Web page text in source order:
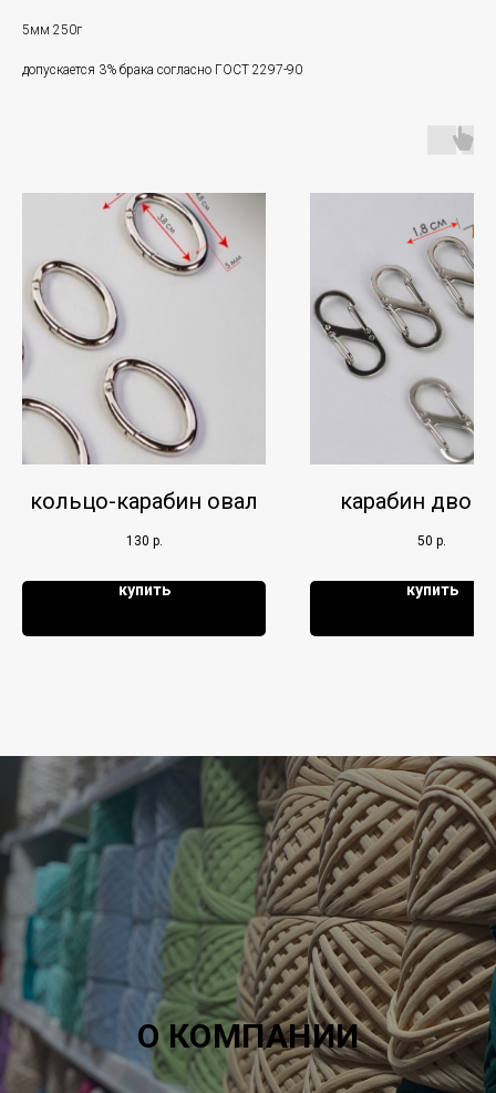
5мм 250г
допускается 3% брака согласно ГОСТ 2297-90
кольцо-карабин овал
130 р.
купить
карабин
50 р.
купить
О КОМПАНИИ